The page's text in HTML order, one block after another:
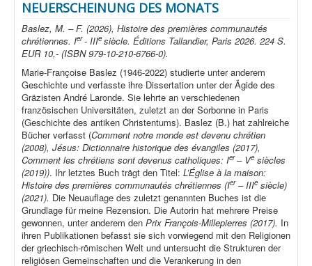
NEUERSCHEINUNG DES MONATS
Baslez, M. – F. (2026), Histoire des premières communautés
chrétiennes. Ier- IIIe siècle. Éditions Tallandier, Paris 2026. 224 S.
EUR 10,- (ISBN 979-10-210-6766-0).
Marie-Françoise Baslez (1946-2022) studierte unter anderem
Geschichte und verfasste ihre Dissertation unter der Ägide des
Gräzisten André Laronde. Sie lehrte an verschiedenen
französischen Universitäten, zuletzt an der Sorbonne in Paris
(Geschichte des antiken Christentums). Baslez (B.) hat zahlreiche
Bücher verfasst (Comment notre monde est devenu chrétien
(2008), Jésus: Dictionnaire historique des évangiles (2017),
Comment les chrétiens sont devenus catholiques: Ier– Ve siècles
(2019)). Ihr letztes Buch trägt den Titel: L’Église à la maison:
Histoire des premières communautés chrétiennes (Ier– IIIe siècle)
(2021). Die Neuauflage des zuletzt genannten Buches ist die
Grundlage für meine Rezension. Die Autorin hat mehrere Preise
gewonnen, unter anderem den Prix François-Millepierres (2017). In
ihren Publikationen befasst sie sich vorwiegend mit den Religionen
der griechisch-römischen Welt und untersucht die Strukturen der
religiösen Gemeinschaften und die Verankerung in den